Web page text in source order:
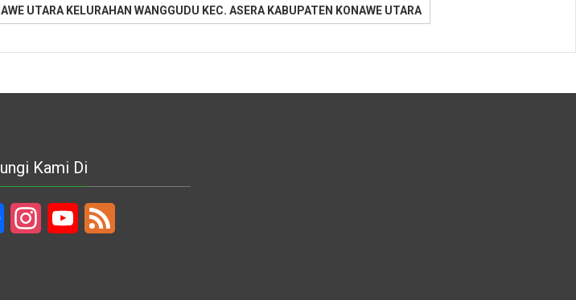
UTARA KELURAHAN WANGGUDU KEC. ASERA KABUPATEN KONAWE UTARA
Kami Di
FacebookInstagramYouTube